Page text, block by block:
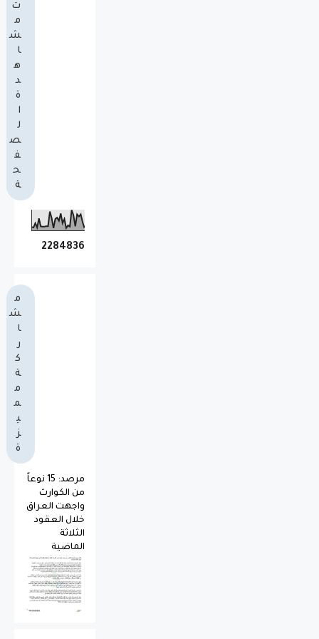
ت
م
ش
ا
ه
د
ة
ا
ل
ص
ف
ح
ة
2284836
م
ش
ا
ر
ك
ة
م
م
ي
ز
ة
مرصد: 15 نوعاً
من الكوارث
واجهت العراق
خلال العقود
الثلاثة
الماضية